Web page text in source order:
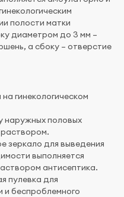
полости матки
диаметром до 3 мм –
а сбоку – отверстие
гинекологическом
наружных половых
раствором.
зеркало для выведения
выполняется
антисептика.
пулевка для
и беспроблемного